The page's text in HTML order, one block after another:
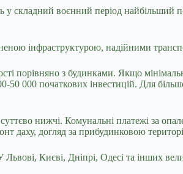
у складний воєнний період найбільший
інфраструктурою, надійними
порівняно з будинками. Якщо
50 000 початкових інвестицій. Для
нижчі. Комунальні платежі за
даху, догляд за прибудинковою
Львові, Києві, Дніпрі, Одесі та інших